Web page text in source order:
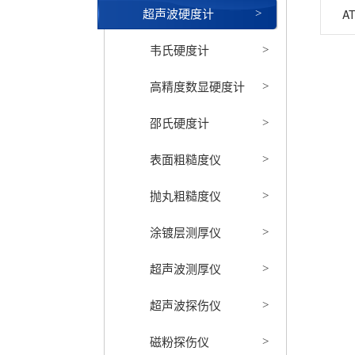
超声波硬度计 >
韦氏硬度计 >
高精度数显硬度计 >
邵氏硬度计 >
表面粗糙度仪 >
抛丸粗糙度仪 >
涂镀层测厚仪 >
超声波测厚仪 >
超声波探伤仪 >
磁粉探伤仪 >